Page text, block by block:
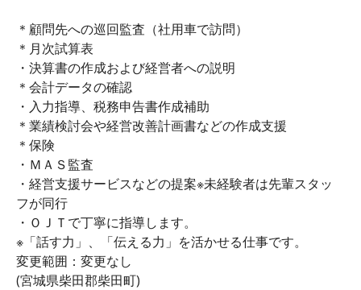
＊顧問先への巡回監査（社用車で訪問）
＊月次試算表
・決算書の作成および経営者への説明
＊会計データの確認
・入力指導、税務申告書作成補助
＊業績検討会や経営改善計画書などの作成支援
＊保険
・ＭＡＳ監査
・経営支援サービスなどの提案※未経験者は先輩スタッ
フが同行
・ＯＪＴで丁寧に指導します。
※「話す力」、「伝える力」を活かせる仕事です。
変更範囲：変更なし
(宮城県柴田郡柴田町)